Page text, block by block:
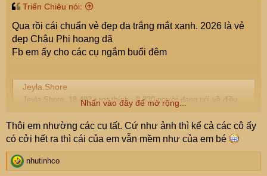
Triển Chiêu nói:
Qua rồi cái chuẩn vẻ đẹp da trắng mắt xanh. 2026 là vẻ
đẹp Châu Phi hoang dã
Fb em ấy cho các cụ ngắm buổi đêm
Jeyla.Shore
Jeyla.Shore. 18.493 lượt thích · 8.330 người đang nói về điều
này. ✨ brand ambassador aceaispark.com ✨ delulu style bestie
who actually pulls it off ✨ 22 • thrift queen • making trends
wearable IRL 🖤
www.facebook.com
Nhấn vào đây để mở rộng...
Thôi em nhường các cụ tất. Cứ như ảnh thì kể cả các cô ấy
có cởi hết ra thì cái của em vẫn mềm như của em bé
R
e
nhutinhco